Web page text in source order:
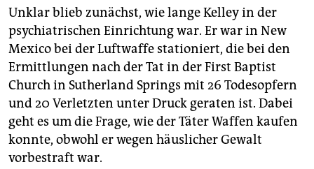
Unklar blieb zunächst, wie lange Kelley in der
psychiatrischen Einrichtung war. Er war in New
Mexico bei der Luftwaffe stationiert, die bei den
Ermittlungen nach der Tat in der First Baptist
Church in Sutherland Springs mit 26 Todesopfern
und 20 Verletzten unter Druck geraten ist. Dabei
geht es um die Frage, wie der Täter Waffen kaufen
konnte, obwohl er wegen häuslicher Gewalt
vorbestraft war.